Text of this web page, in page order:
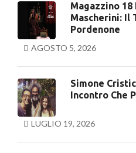
Magazzino 18
Mascherini: Il
Pordenone
AGOSTO 5, 2026
Simone
Incontro Che
LUGLIO 19, 2026